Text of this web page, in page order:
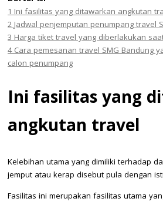
1Ini fasilitas yang ditawarkan angkutan
2Jadwal penjemputan penumpang travel
3Harga tiket travel yang diberlakukan
4Cara pemesanan travel SMG Bandung
calon penumpang
Ini fasilitas yang
angkutan travel
Kelebihan utama yang dimiliki terhadap
jemput atau kerap disebut pula dengan
Fasilitas ini merupakan fasilitas utama